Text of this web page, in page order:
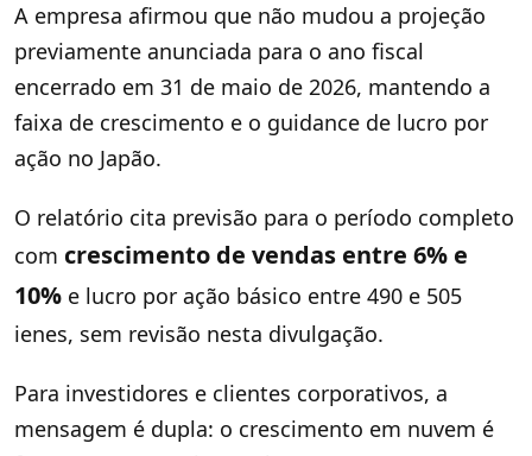
A empresa afirmou que não mudou a projeção
previamente anunciada para o ano fiscal
encerrado em 31 de maio de 2026, mantendo a
faixa de crescimento e o guidance de lucro por
ação no Japão.
O relatório cita previsão para o período completo
com crescimento de vendas entre 6% e
10% e lucro por ação básico entre 490 e 505
ienes, sem revisão nesta divulgação.
Para investidores e clientes corporativos, a
mensagem é dupla: o crescimento em nuvem é